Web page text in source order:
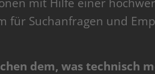
mit Hilfe einer
für Suchanfragen und
dem, was technisch